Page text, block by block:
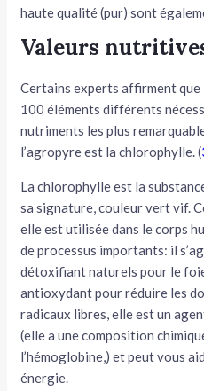
haute qualité (pur) sont
Valeurs
Certains experts affirment
100 éléments différents
nutriments les plus
l’agropyre est la chlorophylle. (
La chlorophylle est la
sa signature, couleur vert vif.
elle est utilisée dans le corps
de processus importants: il
détoxifiant naturels pour le
antioxydant pour réduire les
radicaux libres, elle est un
(elle a une composition
l’hémoglobine,) et peut vous
énergie.